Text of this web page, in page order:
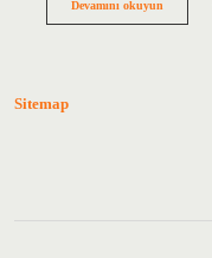
Devamını okuyunEn
Sitemap